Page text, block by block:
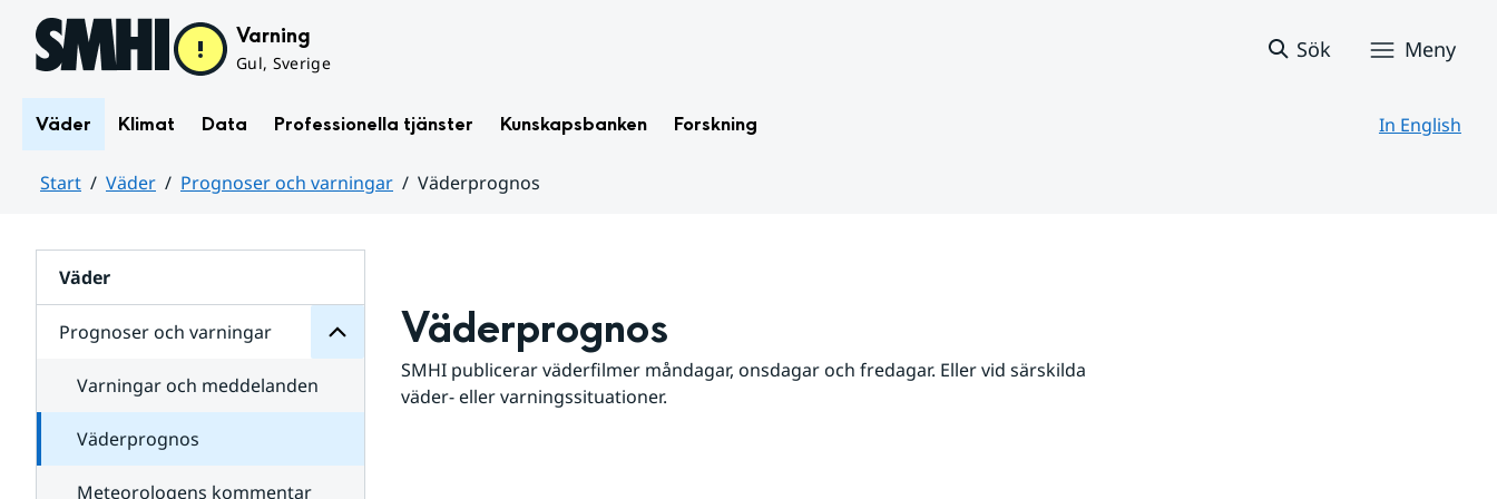
Hoppa till sidans innehåll Varning
Gul, Sverige
Sök Meny
Väder Klimat Data Professionella tjänster Kunskapsbanken Forskning In English
Start Väder Prognoser och varningar
Väderprognos
Väder
Prognoser och varningar
för
varningar
Varningar och meddelanden
Väderprognos
Meteorologens kommentar
Väderprognos
SMHI publicerar väderfilmer måndagar, onsdagar och fredagar. Eller vid särskilda
väder- eller varningssituationer.